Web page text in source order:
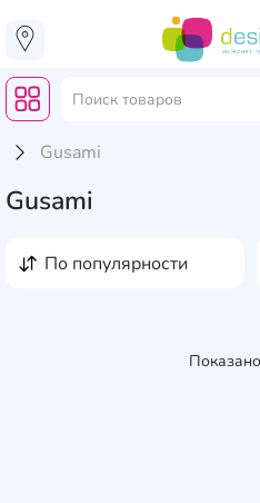
Gusami
Gusami
по популярности
Показано